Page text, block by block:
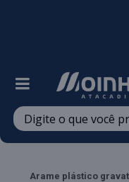
Arame plástico